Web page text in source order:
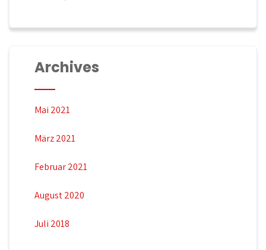
Archives
Mai 2021
März 2021
Februar 2021
August 2020
Juli 2018